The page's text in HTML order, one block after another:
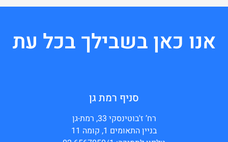
אנו כאן בשבילך בכל עת
סניף רמת גן
רח’ ז'בוטינסקי 33, רמת-גן
בניין התאומים 1, קומה 11